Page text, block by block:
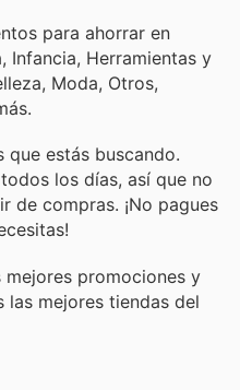
para ahorrar en
Infancia, Herramientas y
Moda, Otros,
estás buscando.
los días, así que no
de compras. ¡No pagues
promociones y
las mejores tiendas del